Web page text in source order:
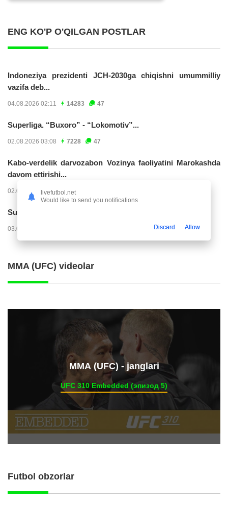
ENG KO'P O'QILGAN POSTLAR
Indoneziya prezidenti JCH-2030ga chiqishni umummilliy
vazifa deb...
04.08.2026 02:11 14283 47
Superliga. “Buxoro” - “Lokomotiv”...
02.08.2026 03:08 7228 47
Kabo-verdelik darvozabon Vozinya faoliyatini Marokashda
davom ettirishi...
02.08.2026 01:08 3966
Superliga. "Dinamo" – "Neftchi" (matnli...
03.08.2026 20:32
MMA (UFC) videolar
ММА (UFC) - janglari
UFC 310 Embedded (эпизод 5)
Futbol obzorlar
livefutbol.net
Would like to send you notifications
Discard Allow